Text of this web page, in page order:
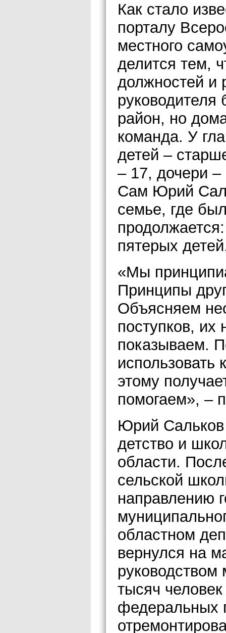
Как стало
порталу
местного
делится тем,
должностей и
руководителя
район, но
команда. У
детей –
– 17, дочери
Сам Юрий
семье, где
пятерых
«Мы
Принципы
Объясняем
поступков,
показываем.
использовать
этому
помогаем», –
Юрий Сальков
детство и
области.
сельской
направлению
областном
вернулся на
тысяч человек
федеральных